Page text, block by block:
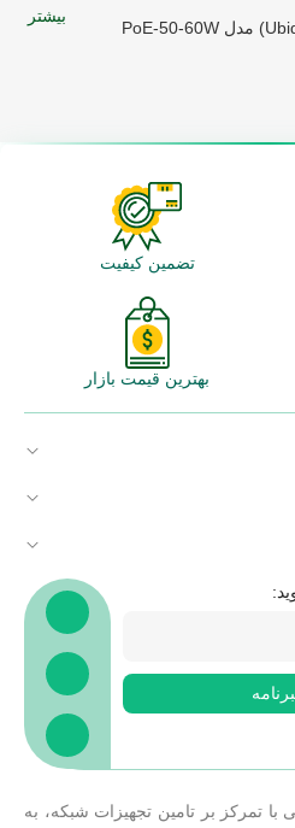
بیشتر
تضمین کیفیت
بهترین قیمت بازار
با تمرکز بر تامین تجهیزات شبکه، به